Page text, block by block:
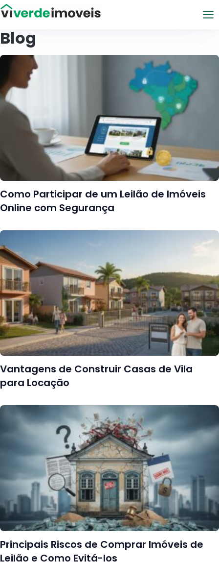
Viver de Imóveis
Blog
Como Participar de um Leilão de Imóveis
Online com Segurança
Vantagens de Construir Casas de Vila
para Locação
Principais Riscos de Comprar Imóveis de
Leilão e Como Evitá-los